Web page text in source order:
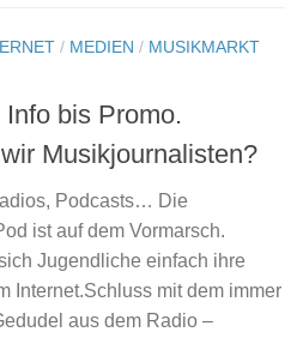
/ MEDIEN / MUSIKMARKT
bis Promo.
Musikjournalisten?
Podcasts… Die
ist auf dem Vormarsch.
Jugendliche einfach ihre
Internet.Schluss mit dem immer
aus dem Radio –